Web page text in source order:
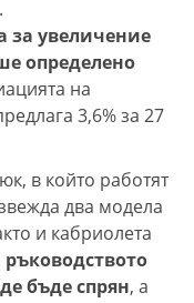
за увеличение
определено
на
3,6% за 27
в който работят
два модела
и кабриолета
бъде спрян, а